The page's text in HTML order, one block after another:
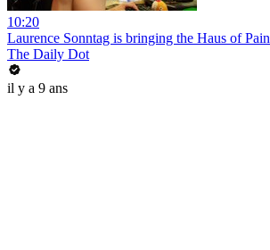
10:20
Laurence Sonntag is bringing the Haus of Pain
The Daily Dot
il y a 9 ans